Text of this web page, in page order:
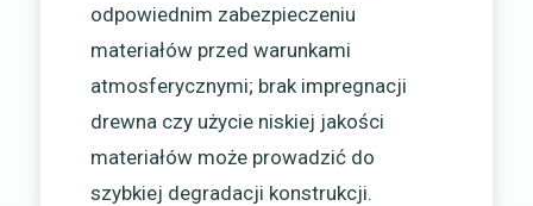
odpowiednim zabezpieczeniu
materiałów przed warunkami
atmosferycznymi; brak impregnacji
drewna czy użycie niskiej jakości
materiałów może prowadzić do
szybkiej degradacji konstrukcji.